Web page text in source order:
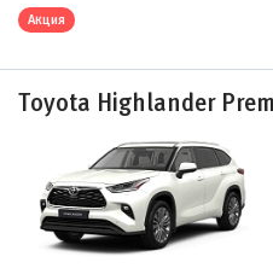
Акция
Toyota Highlander